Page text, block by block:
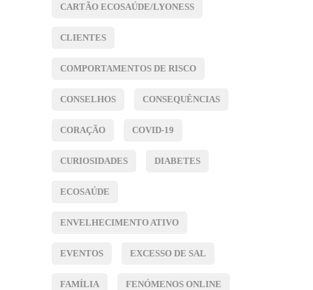
CARTÃO ECOSAÚDE/LYONESS
CLIENTES
COMPORTAMENTOS DE RISCO
CONSELHOS CONSEQUÊNCIAS
CORAÇÃO COVID-19
CURIOSIDADES DIABETES
ECOSAÚDE
ENVELHECIMENTO ATIVO
EVENTOS EXCESSO DE SAL
FAMÍLIA FENÓMENOS ONLINE